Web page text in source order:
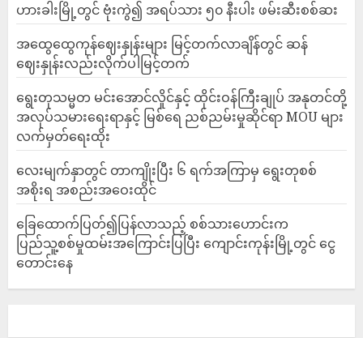
ဟားခါးမြို့တွင် ဗုံးကွဲ၍ အရပ်သား ၅၀ နီးပါး ဖမ်းဆီးစစ်ဆး
အထွေထွေကုန်ဈေးနှုန်းများ မြင့်တက်လာချိန်တွင် ဆန်
ဈေးနှုန်းလည်းလိုက်ပါမြင့်တက်
ရွေးတုသမ္မတ မင်းအောင်လှိုင်နှင့် ထိုင်းဝန်ကြီးချုပ် အနုတင်တို့
အလုပ်သမားရေးရာနှင့် မြစ်ရေ ညစ်ညမ်းမှုဆိုင်ရာ MOU များ
လက်မှတ်ရေးထိုး
လေးမျက်နှာတွင် တာကျိုးပြီး ၆ ရက်အကြာမှ ရွေးတုစစ်
အစိုးရ အစည်းအဝေးထိုင်
ခြေထောက်ပြတ်၍ပြန်လာသည့် စစ်သားဟောင်းက
ပြည်သူ့စစ်မှုထမ်းအကြောင်းပြပြီး ကျောင်းကုန်းမြို့တွင် ငွေ
တောင်းနေ